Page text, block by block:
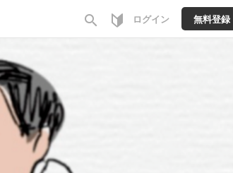
search ログイン 無料登録